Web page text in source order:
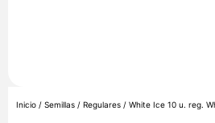
Inicio / Semillas / Regulares / White Ice 10 u. reg.